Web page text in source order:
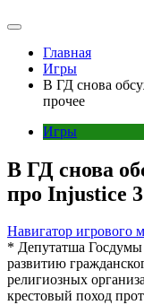
Главная
Игры
В ГД снова
прочее
Игры
В ГД снова
про Injustice
Навигатор игрового
* Депутатша Госдумы
развитию
религиозных
крестовый поход